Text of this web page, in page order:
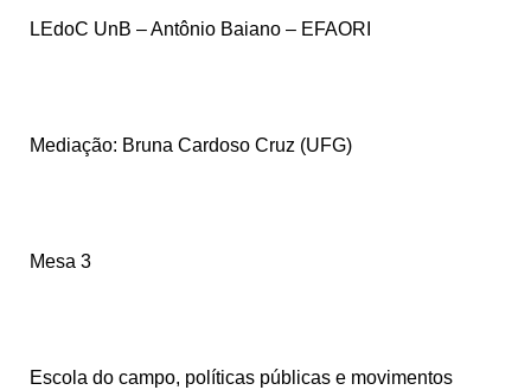
LEdoC UnB – Antônio Baiano – EFAORI
Mediação: Bruna Cardoso Cruz (UFG)
Mesa 3
Escola do campo, políticas públicas e movimentos